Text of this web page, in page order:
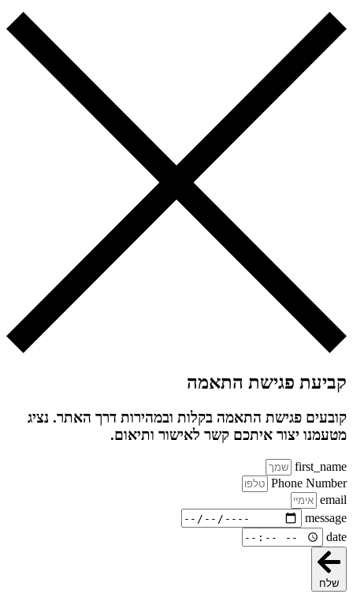
קביעת פגישת התאמה
קובעים פגישת התאמה בקלות ובמהירות דרך האתר. נציג
מטעמנו יצור איתכם קשר לאישור ותיאום.
first_name
Phone Number
email
message
date
שלח